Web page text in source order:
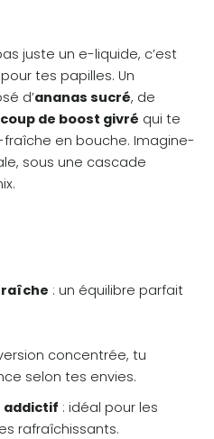
juste un e-liquide, c’est
tes papilles. Un
d’ananas sucré, de
coup de boost givré qui te
en bouche. Imagine-
sous une cascade
: un équilibre parfait
concentrée, tu
selon tes envies.
addictif : idéal pour les
rafraîchissants.